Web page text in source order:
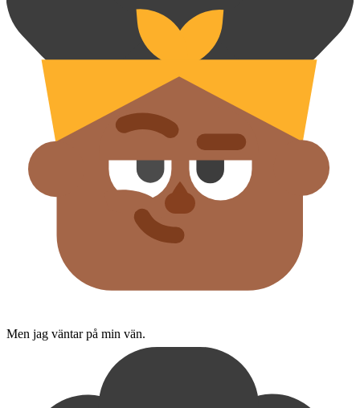
Men jag väntar på min vän.